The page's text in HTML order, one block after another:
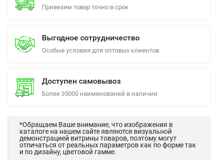
Привезем товар точно в срок
Выгодное сотрудничество
Особые условия для оптовых клиентов
Доступен самовывоз
Более 35000 наименований в наличии
*Обращаем Ваше внимание, что изображения в
каталоге на нашем сайте являются визуальной
демонстрацией витрины товаров, поэтому могут
отличаться от реальных параметров как по форме так
и по дизайну, цветовой гамме.